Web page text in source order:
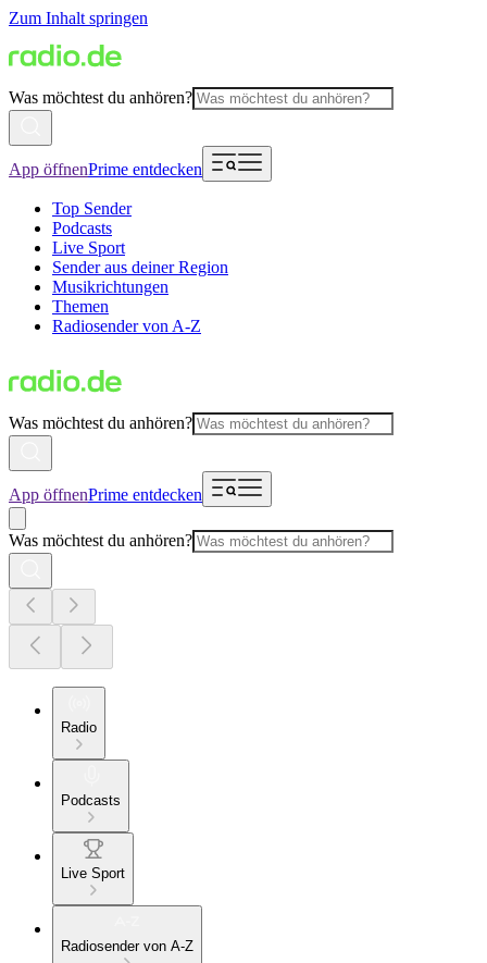
Zum Inhalt springen
Was möchtest du anhören?
App öffnenPrime entdecken
Top Sender
Podcasts
Live Sport
Sender aus deiner Region
Musikrichtungen
Themen
Radiosender von A-Z
Was möchtest du anhören?
App öffnenPrime entdecken
Was möchtest du anhören?
Radio
Podcasts
Live Sport
Radiosender von A-Z